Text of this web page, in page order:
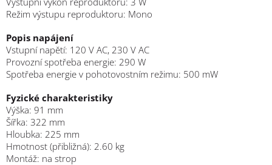
Režim výstupu reproduktoru: Mono
Popis napájení
Vstupní napětí: 120 V AC, 230 V AC
Provozní spotřeba energie: 290 W
Spotřeba energie v pohotovostním režimu: 500 mW
Fyzické charakteristiky
Výška: 91 mm
Šířka: 322 mm
Hloubka: 225 mm
Hmotnost (přibližná): 2.60 kg
Montáž: na strop